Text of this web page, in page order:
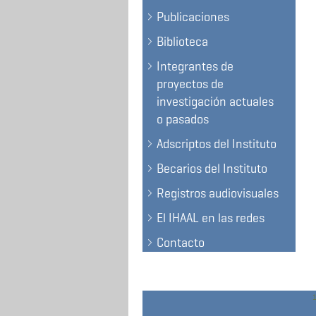
Publicaciones
Biblioteca
Integrantes de
proyectos de
investigación actuales
o pasados
Adscriptos del Instituto
Becarios del Instituto
Registros audiovisuales
El IHAAL en las redes
Contacto